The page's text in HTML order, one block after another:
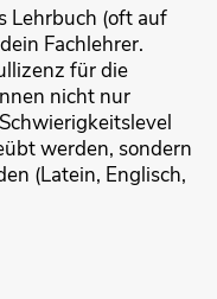
Lehrbuch (oft auf
Fachlehrer.
für die
nicht nur
werden, sondern
(Latein, Englisch,